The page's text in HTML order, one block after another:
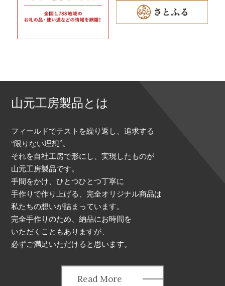
山元工房製品とは
フィールドでテストを繰り返し、追求する
“限りない理想”。
それを自社工房で形にし、実現したものが
山元工房製品です。
手間をかけ、ひとつひとつ丁寧に
手作りで作り上げる、完全オリジナル商品は
私たちの想いが詰まっています。
完全手作りのため、納品にお時間を
いただくこともありますが、
必ずご満足いただけると思います。
Read More